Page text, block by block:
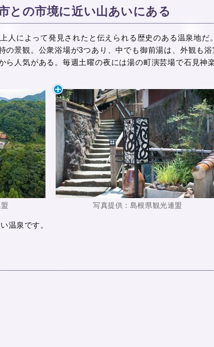
との市境に近い山あいにある
人によって発見されたと伝えられる歴史のある温泉地だ。
の景観。公衆浴場が3つあり、中でも御前湯は、外観も浴
ら人気がある。毎週土曜の夜には湯の町演芸場で石見神
写真提供：島根県観光連盟
温泉です。